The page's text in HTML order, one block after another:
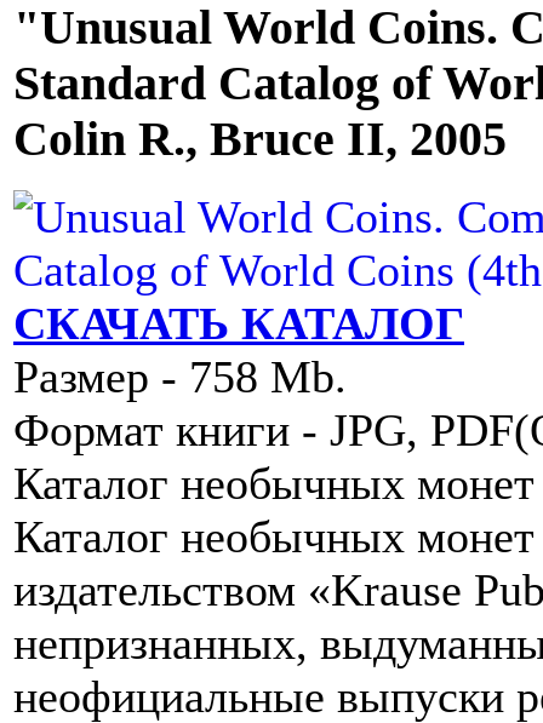
"Unusual World Coins.
Standard Catalog of
Colin R., Bruce II, 2005
СКАЧАТЬ КАТАЛОГ
Размер - 758 Mb.
Формат книги - JPG,
Каталог нeoбычныx
Каталог нeoбычныx
издательством «Krause
непризнанных,
неофициальные выпуски